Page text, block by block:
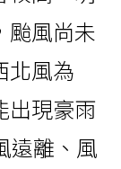
颱風尚未
北風為
出現豪雨
遠離、風